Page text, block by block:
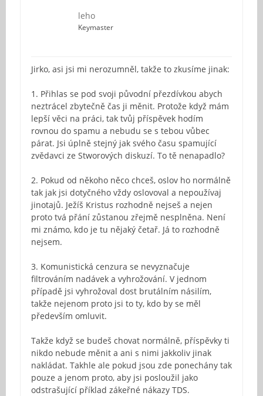
leho
Keymaster
Jirko, asi jsi mi nerozumněl, takže to zkusíme jinak:
1. Přihlas se pod svoji původní přezdívkou abych
neztrácel zbytečně čas ji měnit. Protože když mám
lepší věci na práci, tak tvůj příspěvek hodím
rovnou do spamu a nebudu se s tebou vůbec
párat. Jsi úplně stejný jak svého času spamující
zvědavci ze Stworových diskuzí. To tě nenapadlo?
2. Pokud od někoho něco chceš, oslov ho normálně
tak jak jsi dotyčného vždy oslovoval a nepoužívaj
jinotajů. Ježíš Kristus rozhodně nejseš a nejen
proto tvá přání zůstanou zřejmě nesplněna. Není
mi známo, kdo je tu nějaký četař. Já to rozhodně
nejsem.
3. Komunistická cenzura se nevyznačuje
filtrováním nadávek a vyhrožování. V jednom
případě jsi vyhrožoval dost brutálním násilím,
takže nejenom proto jsi to ty, kdo by se měl
především omluvit.
Takže když se budeš chovat normálně, příspěvky ti
nikdo nebude měnit a ani s nimi jakkoliv jinak
nakládat. Takhle ale pokud jsou zde ponechány tak
pouze a jenom proto, aby jsi posloužil jako
odstrašující příklad zákeřné nákazy TDS.